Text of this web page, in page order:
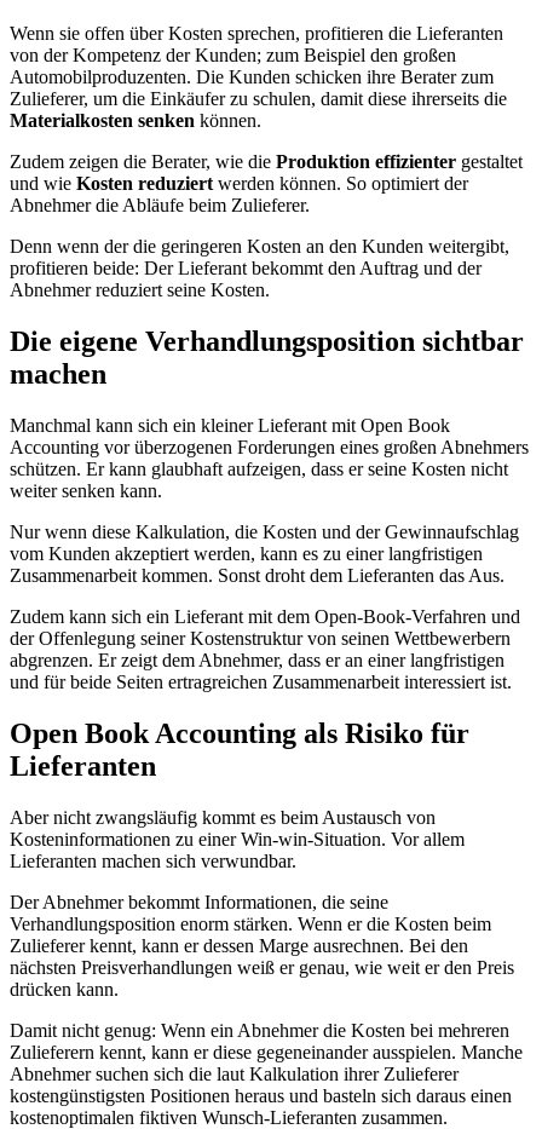
Wenn sie offen über Kosten sprechen, profitieren die Lieferanten
von der Kompetenz der Kunden; zum Beispiel den großen
Automobilproduzenten. Die Kunden schicken ihre Berater zum
Zulieferer, um die Einkäufer zu schulen, damit diese ihrerseits die
Materialkosten senken können.
Zudem zeigen die Berater, wie die Produktion effizienter gestaltet
und wie Kosten reduziert werden können. So optimiert der
Abnehmer die Abläufe beim Zulieferer.
Denn wenn der die geringeren Kosten an den Kunden weitergibt,
profitieren beide: Der Lieferant bekommt den Auftrag und der
Abnehmer reduziert seine Kosten.
Die eigene Verhandlungsposition sichtbar
machen
Manchmal kann sich ein kleiner Lieferant mit Open Book
Accounting vor überzogenen Forderungen eines großen Abnehmers
schützen. Er kann glaubhaft aufzeigen, dass er seine Kosten nicht
weiter senken kann.
Nur wenn diese Kalkulation, die Kosten und der Gewinnaufschlag
vom Kunden akzeptiert werden, kann es zu einer langfristigen
Zusammenarbeit kommen. Sonst droht dem Lieferanten das Aus.
Zudem kann sich ein Lieferant mit dem Open-Book-Verfahren und
der Offenlegung seiner Kostenstruktur von seinen Wettbewerbern
abgrenzen. Er zeigt dem Abnehmer, dass er an einer langfristigen
und für beide Seiten ertragreichen Zusammenarbeit interessiert ist.
Open Book Accounting als Risiko für
Lieferanten
Aber nicht zwangsläufig kommt es beim Austausch von
Kosteninformationen zu einer Win-win-Situation. Vor allem
Lieferanten machen sich verwundbar.
Der Abnehmer bekommt Informationen, die seine
Verhandlungsposition enorm stärken. Wenn er die Kosten beim
Zulieferer kennt, kann er dessen Marge ausrechnen. Bei den
nächsten Preisverhandlungen weiß er genau, wie weit er den Preis
drücken kann.
Damit nicht genug: Wenn ein Abnehmer die Kosten bei mehreren
Zulieferern kennt, kann er diese gegeneinander ausspielen. Manche
Abnehmer suchen sich die laut Kalkulation ihrer Zulieferer
kostengünstigsten Positionen heraus und basteln sich daraus einen
kostenoptimalen fiktiven Wunsch-Lieferanten zusammen.